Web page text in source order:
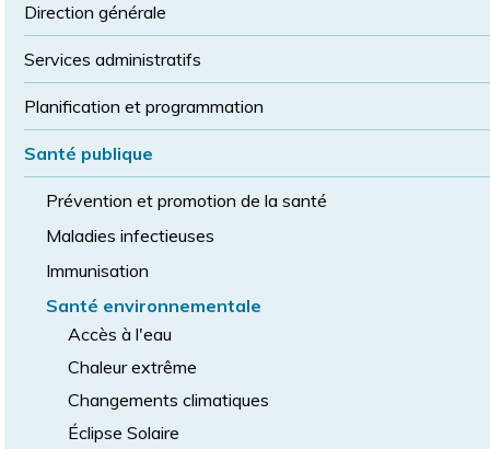
police
Direction générale
Services administratifs
Planification et programmation
Santé publique
Prévention et promotion de la santé
Maladies infectieuses
Immunisation
Santé environnementale
Accès à l'eau
Chaleur extrême
Changements climatiques
Éclipse Solaire